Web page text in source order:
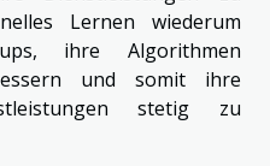
Lernen wiederum
ihre Algorithmen
und somit ihre
stetig zu